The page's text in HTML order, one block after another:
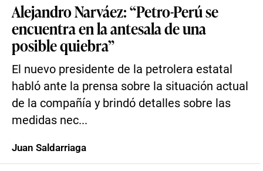
Alejandro Narváez: “Petro-Perú se
encuentra en la antesala de una
posible quiebra”
El nuevo presidente de la petrolera estatal
habló ante la prensa sobre la situación actual
de la compañía y brindó detalles sobre las
medidas nec...
Juan Saldarriaga